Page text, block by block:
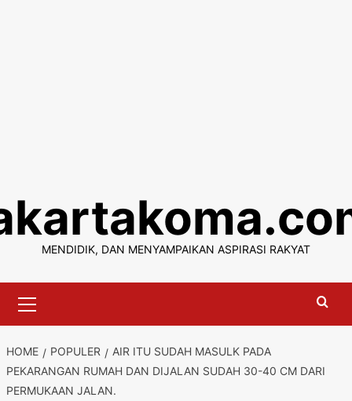
content
MENDIDIK, DAN MENYAMPAIKAN ASPIRASI RAKYAT
Menu
HOME POPULER
AIR ITU SUDAH MASULK PADA
PEKARANGAN RUMAH DAN DIJALAN SUDAH 30-40 CM DARI
PERMUKAAN JALAN.